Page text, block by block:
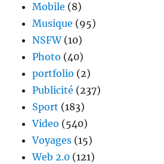
Mobile (8)
Musique (95)
NSFW(10)
Photo (40)
portfolio (2)
Publicité (237)
Sport (183)
Video (540)
Voyages (15)
Web 2.0 (121)